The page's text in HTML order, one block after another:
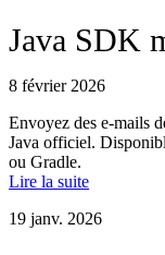
Java SDK
8 février 2026
Envoyez des e-mails
Java officiel.
ou Gradle.
Lire la suite
19 janv. 2026